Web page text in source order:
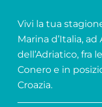
Vivi la tua
Marina d’Italia,
dell’Adriatico, fra
Conero e in
Croazia.